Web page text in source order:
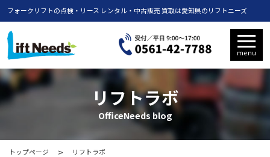
フォークリフトの点検・リース レンタル・中古販売 買取は愛知県のリフトニーズ
menu
リフトラボ
OfficeNeeds blog
トップページ リフトラボ